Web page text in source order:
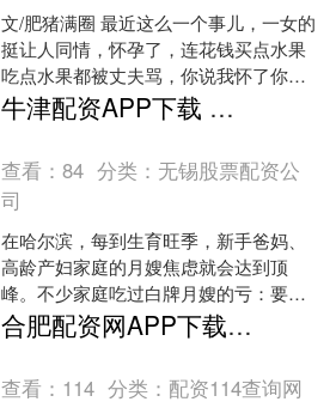
文/肥猪满圈 最近这么一个事儿，一女的
挺让人同情，怀孕了，连花钱买点水果
吃点水果都被丈夫骂，你说我怀了你的
孩子，我给你生儿育女，我吃点水果花
你点钱你都骂我，那我....
牛津配资APP下载 哈尔滨专业月嫂怎么选？看真实家庭的靠谱选择
查看：84 分类： 无锡股票配资公
司
在哈尔滨，每到生育旺季，新手爸妈、
高龄产妇家庭的月嫂焦虑就会达到顶
峰。不少家庭吃过白牌月嫂的亏：要么
护理技能不达标导致宝宝红臀胀气，要
么月子餐不合体质让产妇恢复....
合肥配资网APP下载 曾与大38岁刘晓庆同居6年，如今38岁穷到交不起租，相亲遭拒崩溃
查看： 114 分类： 配资114查询网